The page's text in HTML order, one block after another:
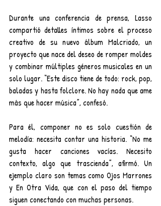
Durante una conferencia de prensa, Lasso
compartió detalles íntimos sobre el proceso
creativo de su nuevo álbum Malcriado, un
proyecto que nace del deseo de romper moldes
y combinar múltiples géneros musicales en un
solo lugar. “Este disco tiene de todo: rock, pop,
baladas y hasta folclore. No hay nada que ame
más que hacer música”, confesó.
Para él, componer no es solo cuestión de
melodía: necesita contar una historia. “No me
gusta hacer canciones vacías. Necesito
contexto, algo que trascienda”, afirmó. Un
ejemplo claro son temas como Ojos Marrones
y En Otra Vida, que con el paso del tiempo
siguen conectando con muchas personas.